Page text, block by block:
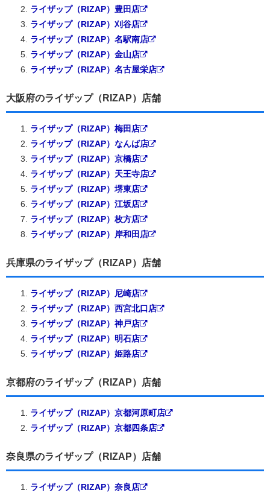
ライザップ（RIZAP）豊田店
ライザップ（RIZAP）刈谷店
ライザップ（RIZAP）名駅南店
ライザップ（RIZAP）金山店
ライザップ（RIZAP）名古屋栄店
大阪府のライザップ（RIZAP）店舗
ライザップ（RIZAP）梅田店
ライザップ（RIZAP）なんば店
ライザップ（RIZAP）京橋店
ライザップ（RIZAP）天王寺店
ライザップ（RIZAP）堺東店
ライザップ（RIZAP）江坂店
ライザップ（RIZAP）枚方店
ライザップ（RIZAP）岸和田店
兵庫県のライザップ（RIZAP）店舗
ライザップ（RIZAP）尼崎店
ライザップ（RIZAP）西宮北口店
ライザップ（RIZAP）神戸店
ライザップ（RIZAP）明石店
ライザップ（RIZAP）姫路店
京都府のライザップ（RIZAP）店舗
ライザップ（RIZAP）京都河原町店
ライザップ（RIZAP）京都四条店
奈良県のライザップ（RIZAP）店舗
ライザップ（RIZAP）奈良店